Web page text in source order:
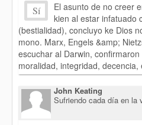
Sí
El asunto de no creer
kien al estar infatuado
(bestialidad), concluyo ke Dios
mono. Marx, Engels &amp;
escuchar al Darwin,
moralidad, integridad, decencia,
John Keating
Sufriendo cada día en la